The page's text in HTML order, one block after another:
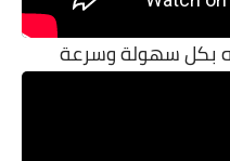
بكل سهولة وسرعة